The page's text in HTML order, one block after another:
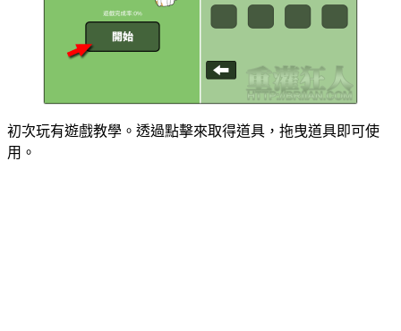
初次玩有遊戲教學。透過點擊來取得道具，拖曳道具即可使
用。